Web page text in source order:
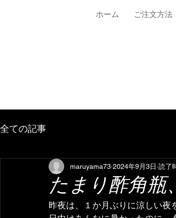
ホーム ご注文方法
全ての記事
たまり酢角瓶
maruyama73 2024年9月3日 読了
昨夜は、１か月ぶりに涼しい夜